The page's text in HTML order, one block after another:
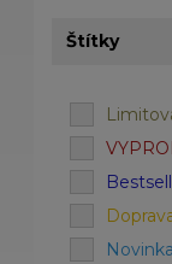
Štítky
Novinka